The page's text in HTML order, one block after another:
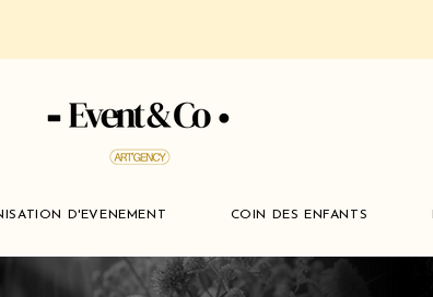
D'EVENEMENT COIN DES ENFANTS